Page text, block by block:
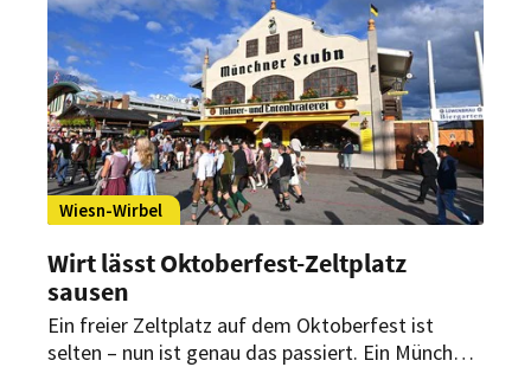
Wiesn-Wirbel
Wirt lässt Oktoberfest-Zeltplatz
sausen
Ein freier Zeltplatz auf dem Oktoberfest ist
selten – nun ist genau das passiert. Ein Münchner